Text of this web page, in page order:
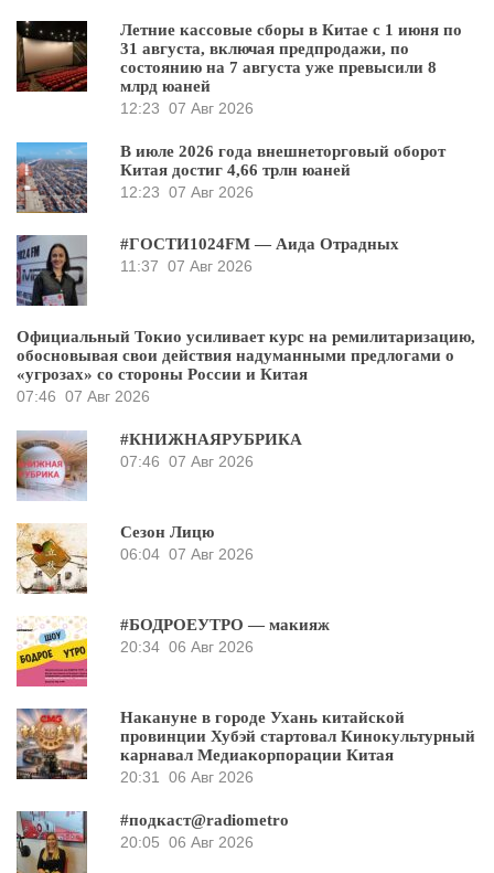
Летние кассовые сборы в Китае с 1 июня по
31 августа, включая предпродажи, по
состоянию на 7 августа уже превысили 8
млрд юаней
12:23 07 Авг 2026
В июле 2026 года внешнеторговый оборот
Китая достиг 4,66 трлн юаней
12:23 07 Авг 2026
#ГОСТИ1024FM — Аида Отрадных
11:37 07 Авг 2026
Официальный Токио усиливает курс на ремилитаризацию,
обосновывая свои действия надуманными предлогами о
«угрозах» со стороны России и Китая
07:46 07 Авг 2026
#КНИЖНАЯРУБРИКА
07:46 07 Авг 2026
Сезон Лицю
06:04 07 Авг 2026
#БОДРОЕУТРО — макияж
20:34 06 Авг 2026
Накануне в городе Ухань китайской
провинции Хубэй стартовал Кинокультурный
карнавал Медиакорпорации Китая
20:31
06 Авг 2026
#подкаст@radiometro
20:05 06 Авг 2026